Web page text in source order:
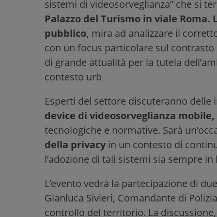
sistemi di videosorveglianza” che si
Palazzo del Turismo in viale
pubblico, mira ad analizzare il
con un focus particolare sul
di grande attualità per la tutela
contesto urb
Esperti del settore discuteranno delle
device di videosorveglianza mobile,
tecnologiche e normative. Sarà
della privacy in un contesto di
l’adozione di tali sistemi sia sempre
L’evento vedrà la partecipazione di
Gianluca Sivieri, Comandante di
controllo del territorio. La